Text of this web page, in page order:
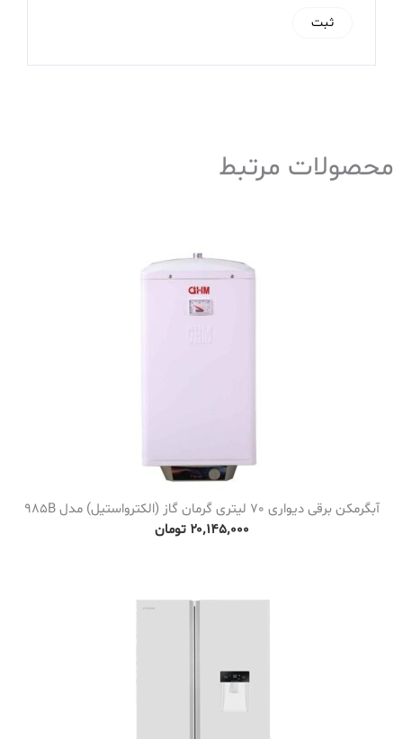
محصولات مرتبط
آبگرمکن برقی دیواری 70 لیتری گرمان گاز (الکترواستیل) مدل 985B
۲۰٬۱۴۵٬۰۰۰ تومان